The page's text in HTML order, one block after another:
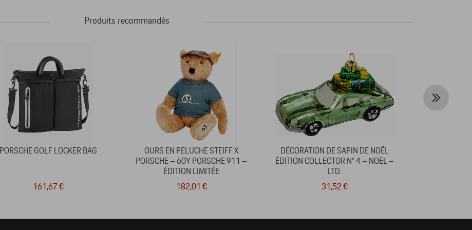
Produits recommandés
PORSCHE GOLF LOCKER BAG
161,67 €
OURS EN PELUCHE STEIFF X
PORSCHE – 60Y PORSCHE 911 –
ÉDITION LIMITÉE
182,01 €
DÉCORATION DE SAPIN DE NOËL
ÉDITION COLLECTOR N° 4 – NOËL –
LTD.
31,52 €